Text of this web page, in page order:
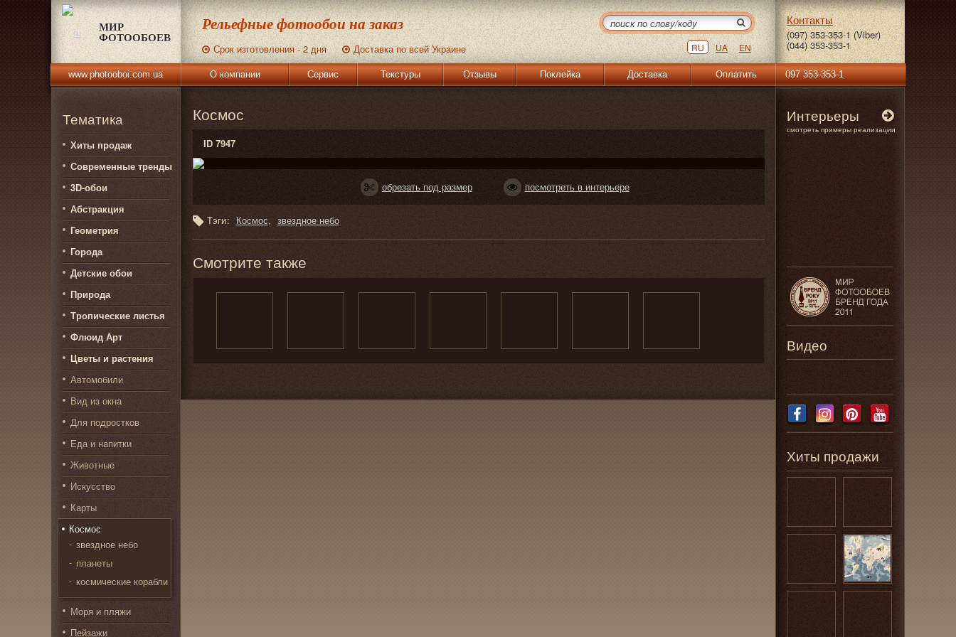
МИР
ФОТООБОЕВ
Рельефные фотообои на заказ
Срок изготовления - 2 дня Доставка по всей Украине RU UA EN
Контакты
(097) 353-353-1 (Viber)
(044) 353-353-1
www.photooboi.com.ua О компании Сервис Текстуры Отзывы Поклейка Доставка Оплатить 097 353-353-1
Тематика
Хиты продаж
Современные тренды
3D-обои
Абстракция
Геометрия
Города
Детские обои
Природа
Тропические листья
Флюид Арт
Цветы и растения
Автомобили
Вид из окна
Для подростков
Еда и напитки
Животные
Искусство
Карты
Космос
звездное небо
планеты
космические корабли
Моря и пляжи
Пейзажи
Космос
ID 7947
обрезать под размер посмотреть в интерьере
Тэги: Космос звездное небо
Смотрите также
Интерьеры
смотреть примеры реализации
Видео
Хиты продажи